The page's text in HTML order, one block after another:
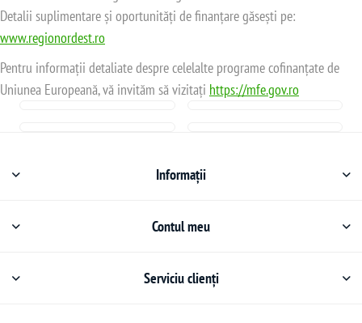
Detalii suplimentare și oportunități de finanțare găsești pe:
www.regionordest.ro
Pentru informații detaliate despre celelalte programe cofinanțate de
Uniunea Europeană, vă invităm să vizitați https://mfe.gov.ro
Informații
Contul meu
Serviciu clienți